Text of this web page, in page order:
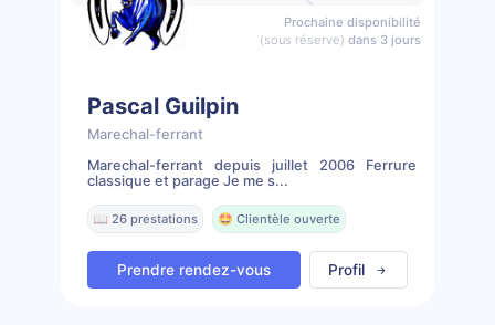
Prochaine disponibilité
(sous réserve) dans 3 jours
Pascal Guilpin
Marechal-ferrant
Marechal-ferrant depuis juillet 2006 Ferrure
classique et parage Je me s...
📖 26 prestations 🤩 Clientèle ouverte
Prendre rendez-vous Profil